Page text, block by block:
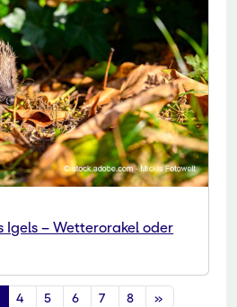
Igels – Wetterorakel oder
4 5 6 7 8 »